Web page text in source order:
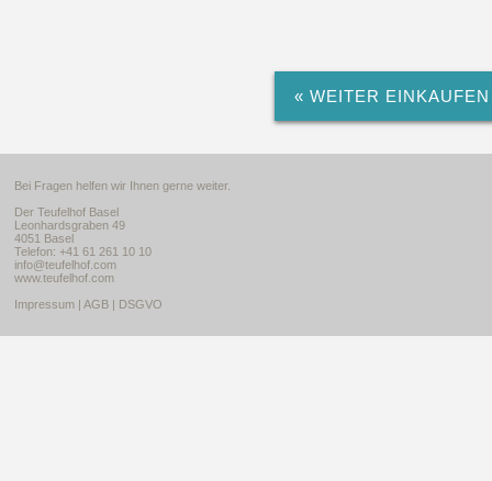
« WEITER EINKAUFEN
Bei Fragen helfen wir Ihnen gerne weiter.
Der Teufelhof Basel
Leonhardsgraben 49
4051 Basel
Telefon: +41 61 261 10 10
info@teufelhof.com
www.teufelhof.com
Impressum | AGB | DSGVO